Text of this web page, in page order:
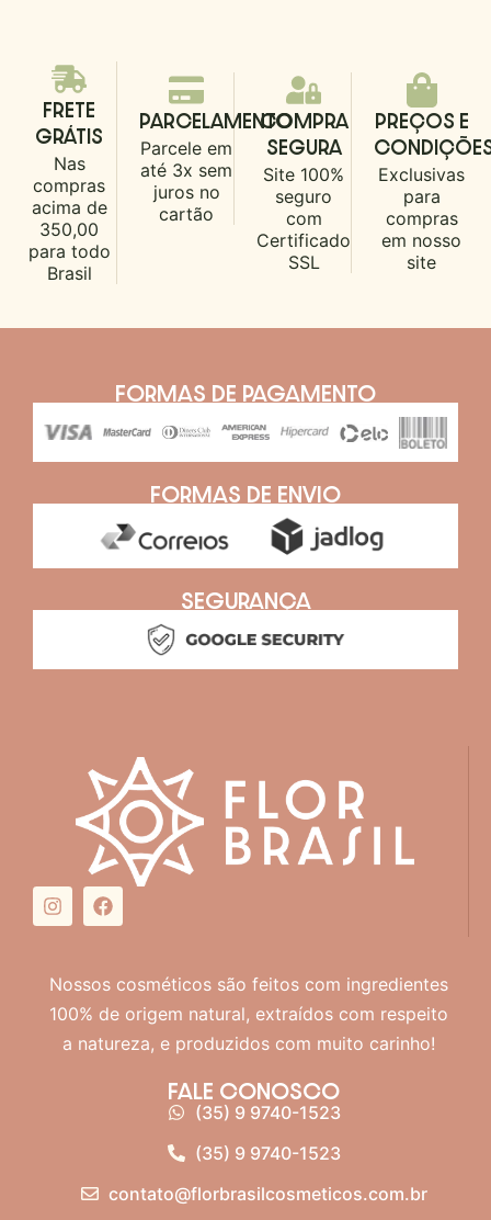
FRETE
GRÁTIS
Nas
compras
acima de
350,00
para todo
Brasil
PARCELAMENTO
Parcele em
até 3x sem
juros no
cartão
COMPRA
SEGURA
Site 100%
seguro
com
Certificado
SSL
PREÇOS E
Exclusivas
para
compras
em nosso
site
FORMAS DE PAGAMENTO
FORMAS DE ENVIO
SEGURANÇA
Nossos cosméticos são feitos com ingredientes
100% de origem natural, extraídos com respeito
a natureza, e produzidos com muito carinho!
FALE CONOSCO
(35) 9 9740-1523
(35) 9 9740-1523
contato@florbrasilcosmeticos.com.br